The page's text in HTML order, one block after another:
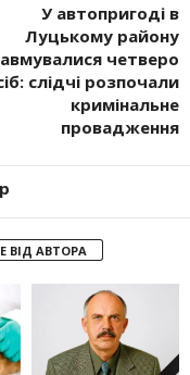
У автопригоді в
Луцькому району
четверо
слідчі розпочали
кримінальне
провадження
ВІД АВТОРА